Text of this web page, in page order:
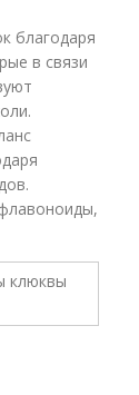
благодаря
в связи